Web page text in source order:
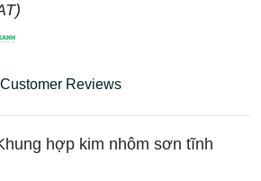
Reviews
hợp kim nhôm sơn tĩnh